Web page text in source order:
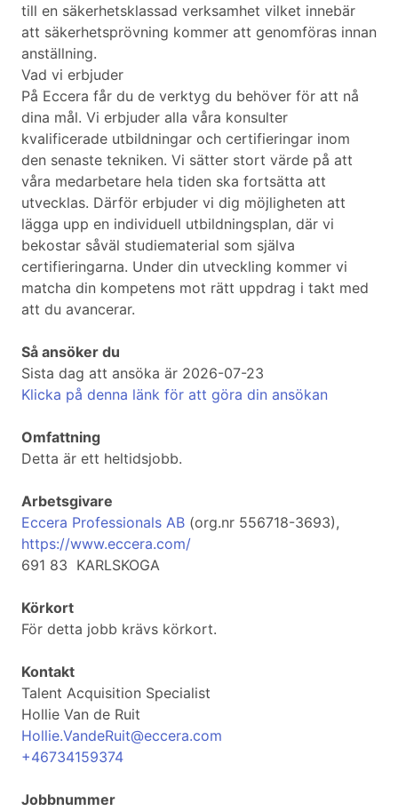
till en säkerhetsklassad verksamhet vilket innebär
att säkerhetsprövning kommer att genomföras innan
anställning.
Vad vi erbjuder
På Eccera får du de verktyg du behöver för att nå
dina mål. Vi erbjuder alla våra konsulter
kvalificerade utbildningar och certifieringar inom
den senaste tekniken. Vi sätter stort värde på att
våra medarbetare hela tiden ska fortsätta att
utvecklas. Därför erbjuder vi dig möjligheten att
lägga upp en individuell utbildningsplan, där vi
bekostar såväl studiematerial som själva
certifieringarna. Under din utveckling kommer vi
matcha din kompetens mot rätt uppdrag i takt med
att du avancerar.
Så ansöker du
Sista dag att ansöka är 2026-07-23
Klicka på denna länk för att göra din ansökan
Omfattning
Detta är ett heltidsjobb.
Arbetsgivare
Eccera Professionals AB (org.nr 556718-3693),
https://www.eccera.com/
691 83 KARLSKOGA
Körkort
För detta jobb krävs körkort.
Kontakt
Talent Acquisition Specialist
Hollie Van de Ruit
Hollie.VandeRuit@eccera.com
+46734159374
Jobbnummer